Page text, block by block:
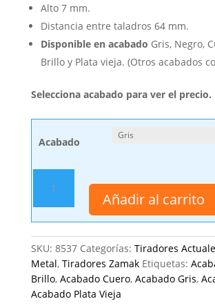
Alto 7 mm.
Distancia entre taladros 64 mm.
Disponible en acabado Gris, Negro,
Brillo y Plata vieja. (Otros acabados
Selecciona acabado para ver el precio.
Acabado
Regleta,
110
x
7
mm.
cantidad
Añadir al carrito
SKU: 8537 Categorías: Tiradores
Metal, Tiradores Zamak Etiquetas:
Brillo, Acabado Cuero, Acabado Gris,
Acabado Plata Vieja